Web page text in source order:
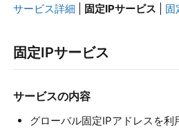
サービス詳細 固定IPサービス 固
固定IPサービス
サービスの内容
グローバル固定IPアドレスを